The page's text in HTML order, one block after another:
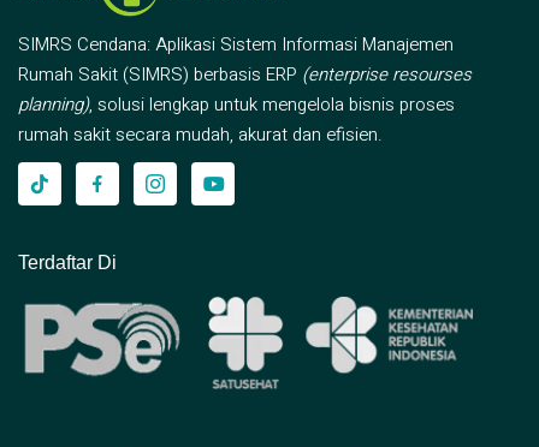
SIMRS Cendana: Aplikasi Sistem Informasi Manajemen
Rumah Sakit (SIMRS) berbasis ERP (enterprise resourses
planning), solusi lengkap untuk mengelola bisnis proses
rumah sakit secara mudah, akurat dan efisien.
Terdaftar Di